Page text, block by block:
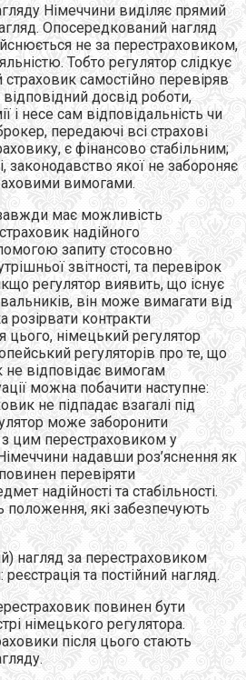
Німеччини виділяє прямий
Опосередкований нагляд
не за перестраховиком,
Тобто регулятор слідкує
самостійно перевіряв
досвід роботи,
і несе сам відповідальність чи
передаючі всі страхові
є фінансово стабільним;
законодавство якої не забороняє
вимогами.
має можливість
надійного
запиту стосовно
звітності, та перевірок
регулятор виявить, що існує
він може вимагати від
розірвати контракти
цього, німецький регулятор
регуляторів про те, що
відповідає вимогам
можна побачити наступне:
не підпадає взагалі під
може заборонити
цим перестраховиком у
надавши роз’яснення як
перевіряти
надійності та стабільності.
положення, які забезпечують
нагляд за перестраховиком
та постійний нагляд.
повинен бути
німецького регулятора.
після цього стають